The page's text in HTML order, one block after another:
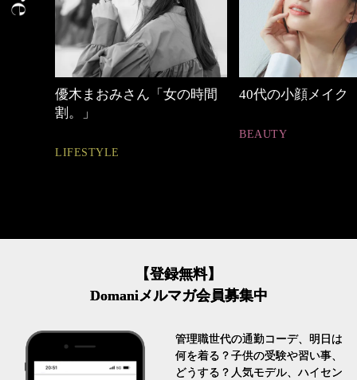
40代の小顔メイク
【ワーママのきれ
【登録無料】
Domaniメルマガ会員募集中
管理職世代の通勤コーデ、明日は
何を着る？子供の受験や習い事、
どうする？人気モデル、ハイセン